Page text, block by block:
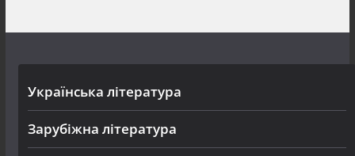
Українська література
Зарубіжна література